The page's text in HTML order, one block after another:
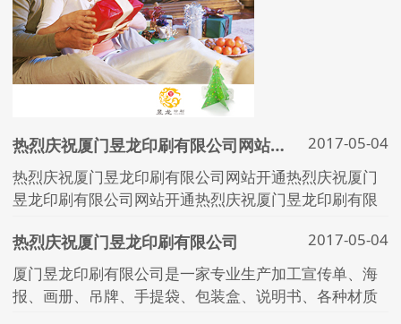
热烈庆祝厦门昱龙印刷有限公司网站开通
2017-05-04
热烈庆祝厦门昱龙印刷有限公司网站开通热烈庆祝厦门
昱龙印刷有限公司网站开通热烈庆祝厦门昱龙印刷有限
热烈庆祝厦门昱龙印刷有限公司
2017-05-04
厦门昱龙印刷有限公司是一家专业生产加工宣传单、海
报、画册、吊牌、手提袋、包装盒、说明书、各种材质